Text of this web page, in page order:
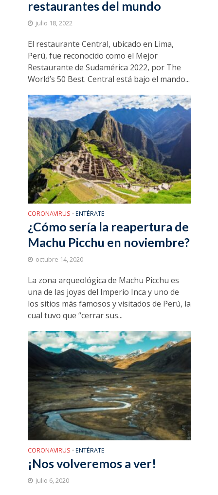
restaurantes del mundo
julio 18, 2022
El restaurante Central, ubicado en Lima,
Perú, fue reconocido como el Mejor
Restaurante de Sudamérica 2022, por The
World’s 50 Best. Central está bajo el mando...
CORONAVIRUS • ENTÉRATE
¿Cómo sería la reapertura de
Machu Picchu en noviembre?
octubre 14, 2020
La zona arqueológica de Machu Picchu es
una de las joyas del Imperio Inca y uno de
los sitios más famosos y visitados de Perú, la
cual tuvo que “cerrar sus...
CORONAVIRUS • ENTÉRATE
¡Nos volveremos a ver!
julio 6, 2020